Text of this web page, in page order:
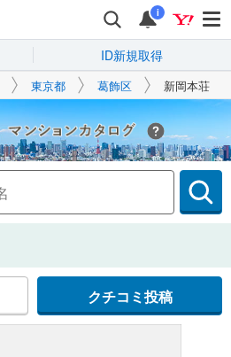
i
ID新規取得
東京都 葛飾区 新岡本荘
Yahoo!不動産
クチコミ投稿